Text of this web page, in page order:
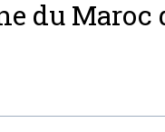
du Maroc